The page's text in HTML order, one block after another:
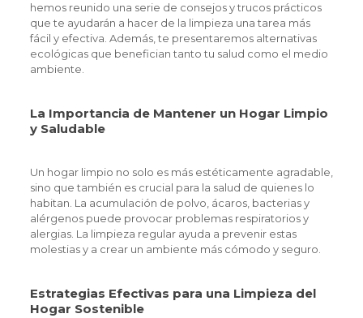
hemos reunido una serie de consejos y trucos prácticos
que te ayudarán a hacer de la limpieza una tarea más
fácil y efectiva. Además, te presentaremos alternativas
ecológicas que benefician tanto tu salud como el medio
ambiente.
La Importancia de Mantener un Hogar Limpio
y Saludable
Un hogar limpio no solo es más estéticamente agradable,
sino que también es crucial para la salud de quienes lo
habitan. La acumulación de polvo, ácaros, bacterias y
alérgenos puede provocar problemas respiratorios y
alergias. La limpieza regular ayuda a prevenir estas
molestias y a crear un ambiente más cómodo y seguro.
Estrategias Efectivas para una Limpieza del
Hogar Sostenible